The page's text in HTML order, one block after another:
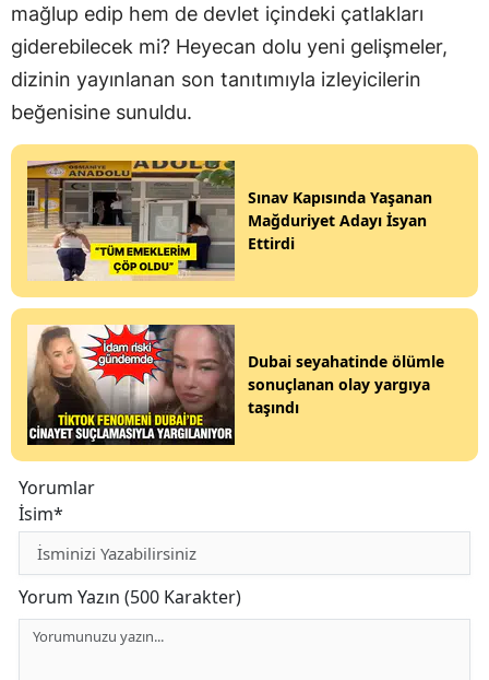
mağlup edip hem de devlet içindeki çatlakları
giderebilecek mi? Heyecan dolu yeni gelişmeler,
dizinin yayınlanan son tanıtımıyla izleyicilerin
beğenisine sunuldu.
Sınav Kapısında Yaşanan
Mağduriyet Adayı İsyan
Ettirdi
Dubai seyahatinde ölümle
sonuçlanan olay yargıya
taşındı
Yorumlar
İsim*
Yorum Yazın (500 Karakter)